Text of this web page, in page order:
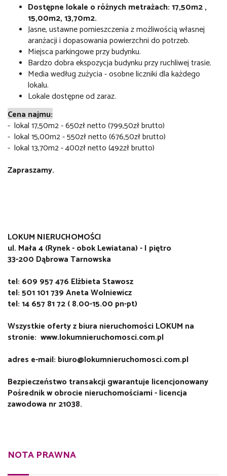
Dostępne lokale o różnych metrażach: 17,50m2 ,
15,00m2, 13,70m2.
Jasne, ustawne pomieszczenia z możliwością własnej
aranżacji i dopasowania powierzchni do potrzeb.
Miejsca parkingowe przy budynku.
Bardzo dobra ekspozycja budynku przy ruchliwej trasie.
Media według zużycia - osobne liczniki dla każdego
lokalu.
Lokale dostępne od zaraz.
Cena najmu:
- lokal 17,50m2 - 650zł netto (799,50zł brutto)
- lokal 15,00m2 - 550zł netto (676,50zł brutto)
- lokal 13,70m2 - 400zł netto (492zł brutto)
Zapraszamy.
LOKUM NIERUCHOMOŚCI
ul. Mała 4 (Rynek - obok Lewiatana) - I piętro
33-200 Dąbrowa Tarnowska
tel: 609 957 476 Elżbieta Stawosz
tel: 501 101 739 Aneta Wolniewicz
tel: 14 657 81 72 ( 8.00-15.00 pn-pt)
Wszystkie oferty z biura nieruchomości LOKUM na
stronie: www.lokumnieruchomosci.com.pl
adres e-mail: biuro@lokumnieruchomosci.com.pl
Bezpieczeństwo transakcji gwarantuje licencjonowany
Pośrednik w obrocie nieruchomościami - licencja
zawodowa nr 21038.
NOTA PRAWNA